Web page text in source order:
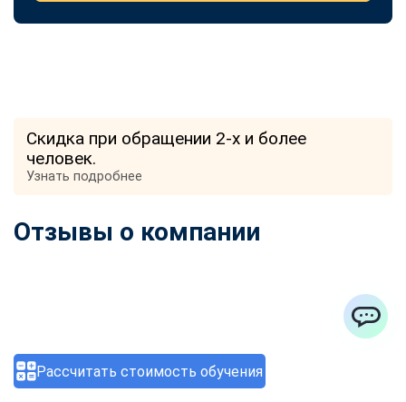
Рассчитать стоимость обучения
Скидка при обращении 2-х и более
человек.
Узнать подробнее
Отзывы о компании